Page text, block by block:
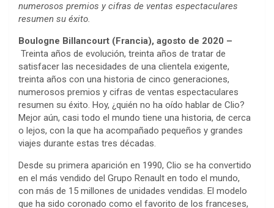
numerosos premios y cifras de ventas espectaculares
resumen su éxito.
Boulogne Billancourt (Francia), agosto de 2020 –
Treinta años de evolución, treinta años de tratar de
satisfacer las necesidades de una clientela exigente,
treinta años con una historia de cinco generaciones,
numerosos premios y cifras de ventas espectaculares
resumen su éxito. Hoy, ¿quién no ha oído hablar de Clio?
Mejor aún, casi todo el mundo tiene una historia, de cerca
o lejos, con la que ha acompañado pequeños y grandes
viajes durante estas tres décadas.
Desde su primera aparición en 1990, Clio se ha convertido
en el más vendido del Grupo Renault en todo el mundo,
con más de 15 millones de unidades vendidas. El modelo
que ha sido coronado como el favorito de los franceses,